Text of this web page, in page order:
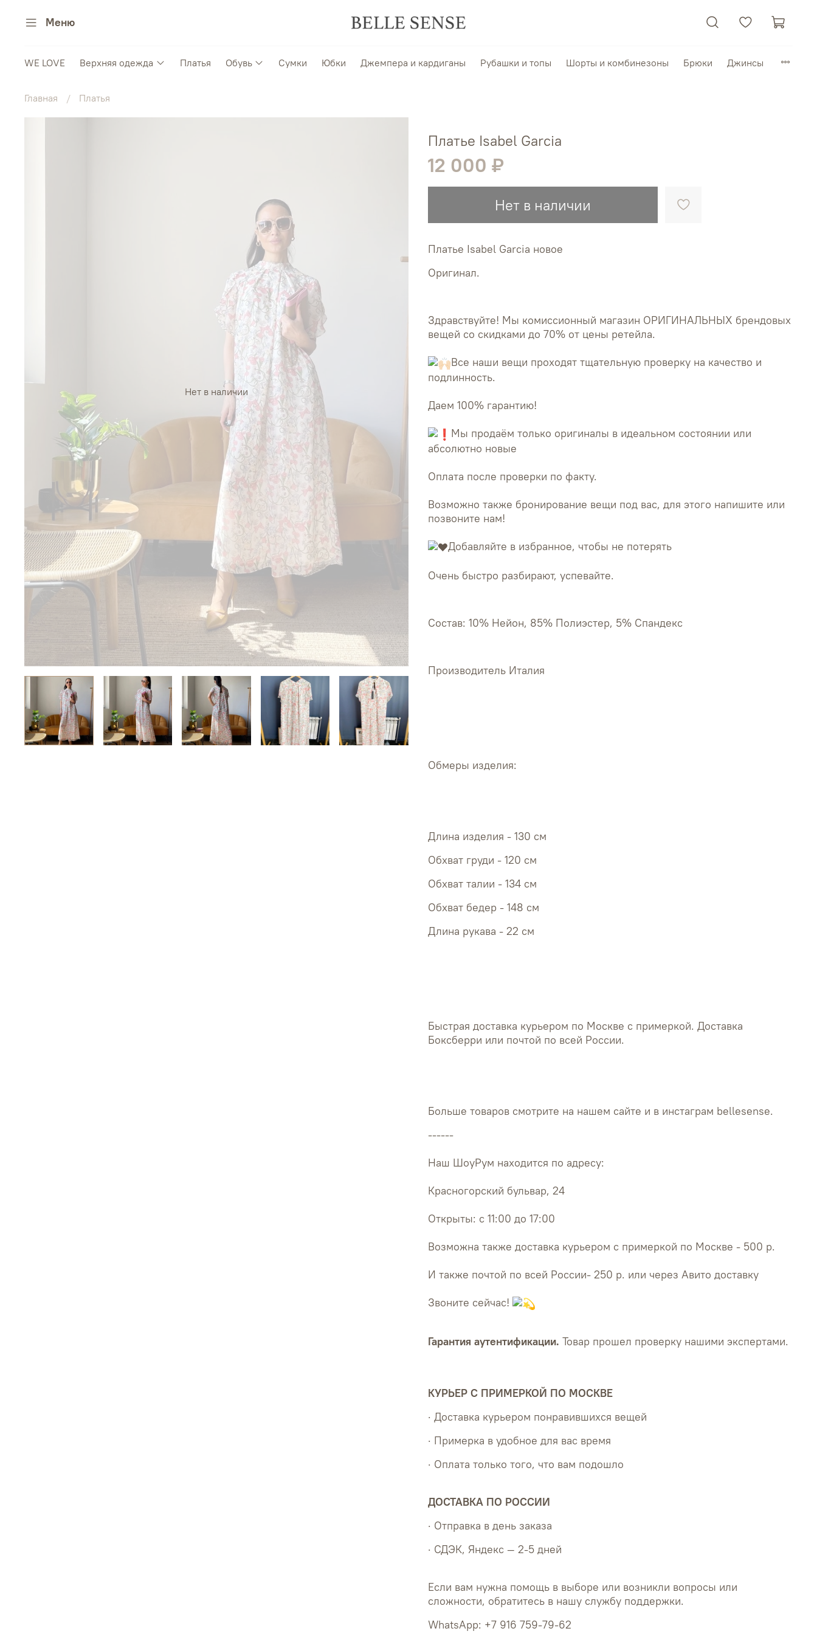
Меню
WE LOVE Верхняя одежда Платья Обувь Сумки Юбки Джемпера и кардиганы Рубашки и топы Шорты и комбинезоны Брюки Джинсы
Главная Платья
Нет в наличии
Платье Isabel Garcia
12 000 ₽
Нет в наличии
Платье Isabel Garcia новое
Оригинал.
Здравствуйте! Мы комиссионный магазин ОРИГИНАЛЬНЫХ брендовых
вещей со скидками до 70% от цены ретейла.
Все наши вещи проходят тщательную проверку на качество и
подлинность.
Даем 100% гарантию!
Мы продаём только оригиналы в идеальном состоянии или
абсолютно новые
Оплата после проверки по факту.
Возможно также бронирование вещи под вас, для этого напишите или
позвоните нам!
Добавляйте в избранное, чтобы не потерять
Очень быстро разбирают, успевайте.
Состав: 10% Нейон, 85% Полиэстер, 5% Спандекс
Производитель Италия
Обмеры изделия:
Длина изделия - 130 см
Обхват груди - 120 см
Обхват талии - 134 см
Обхват бедер - 148 см
Длина рукава - 22 см
Быстрая доставка курьером по Москве с примеркой. Доставка
Боксберри или почтой по всей России.
Больше товаров смотрите на нашем сайте и в инстаграм bellesense.
------
Наш ШоуРум находится по адресу:
Красногорский бульвар, 24
Открыты: с 11:00 до 17:00
Возможна также доставка курьером с примеркой по Москве - 500 р.
И также почтой по всей России- 250 р. или через Авито доставку
Звоните сейчас!
Гарантия аутентификации. Товар прошел проверку нашими экспертами.
КУРЬЕР С ПРИМЕРКОЙ ПО МОСКВЕ
· Доставка курьером понравившихся вещей
· Примерка в удобное для вас время
· Оплата только того, что вам подошло
ДОСТАВКА ПО РОССИИ
· Отправка в день заказа
· СДЭК, Яндекс — 2-5 дней
Если вам нужна помощь в выборе или возникли вопросы или
сложности, обратитесь в нашу службу поддержки.
WhatsApp: +7 916 759-79-62